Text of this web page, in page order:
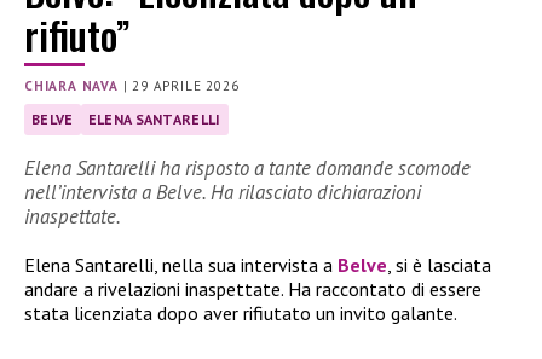
rifiuto”
CHIARA NAVA |29 APRILE 2026
BELVE ELENA SANTARELLI
Elena Santarelli ha risposto a tante domande scomode
nell’intervista a Belve. Ha rilasciato dichiarazioni
inaspettate.
Elena Santarelli, nella sua intervista a Belve , si è lasciata
andare a rivelazioni inaspettate. Ha raccontato di essere
stata licenziata dopo aver rifiutato un invito galante.